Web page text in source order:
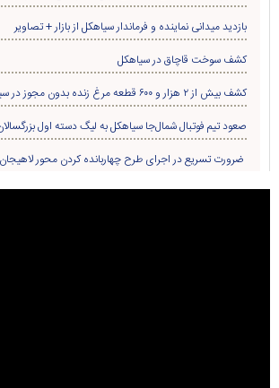
مرحوم ملک زاده یکی از قدیمی ترین معلم های معاصر
بازدید میدانی نماینده و فرماندار سیاهکل از بازار + تصاویر
کشف سوخت قاچاق در سياهکل
کشف بیش از ۲ هزار و ۶۰۰ قطعه مرغ زنده بدون مجوز در سیاهکل
صعود تیم فوتبال شمال‌جا‌ سیاهکل به لیگ دسته اول